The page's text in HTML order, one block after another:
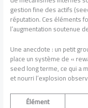
gestion fine des actifs
réputation. Ces éléments
l’augmentation soutenue
Une anecdote : un petit
place un système de «
seed long terme, ce qui a
et nourri l’explosion
Élément